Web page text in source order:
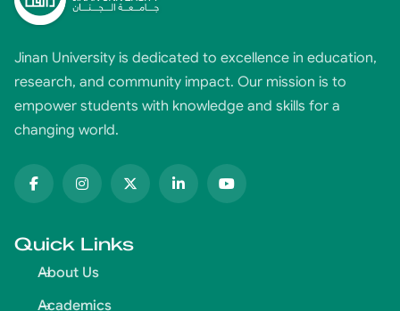
Jinan University is dedicated to excellence in education,
research, and community impact. Our mission is to
empower students with knowledge and skills for a
changing world.
Quick Links
About Us
Academics